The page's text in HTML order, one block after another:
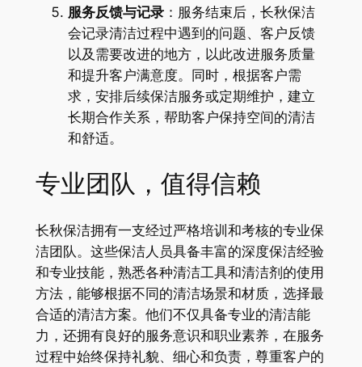
服务反馈与记录：服务结束后，长秋保洁
会记录清洁过程中遇到的问题、客户反馈
以及需要改进的地方，以此改进服务质量
和提升客户满意度。同时，根据客户需
求，安排后续保洁服务或定期维护，建立
长期合作关系，帮助客户保持空间的清洁
和舒适。
专业团队，值得信赖
长秋保洁拥有一支经过严格培训和考核的专业保
洁团队。这些保洁人员具备丰富的深度保洁经验
和专业技能，熟悉各种清洁工具和清洁剂的使用
方法，能够根据不同的清洁场景和材质，选择最
合适的清洁方案。他们不仅具备专业的清洁能
力，还拥有良好的服务意识和职业素养，在服务
过程中始终保持礼貌、细心和负责，尊重客户的